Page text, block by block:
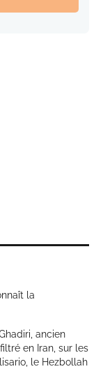
la
ancien
en Iran, sur les
le Hezbollah